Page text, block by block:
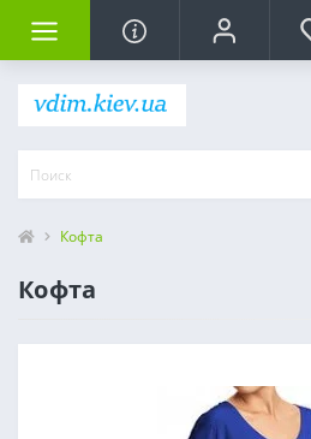
Кофта
Кофта